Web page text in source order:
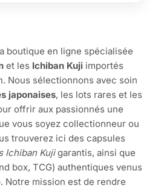
boutique en ligne spécialisée
et les Ichiban Kuji importés
Nous sélectionnons avec soin
japonaises, les lots rares et les
offrir aux passionnés une
vous soyez collectionneur ou
trouverez ici des capsules
Ichiban Kujigarantis, ainsi que
box, TCG) authentiques venus
Notre mission est de rendre